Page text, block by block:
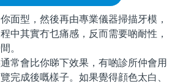
型，然後再由專業儀器掃描牙模，
中其實冇乜痛感，反而需要啲耐性，
。
會比你睇下效果，有啲診所仲會用
完成後嘅樣子。如果覺得顔色太白、